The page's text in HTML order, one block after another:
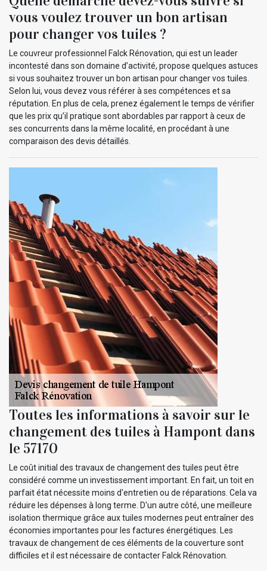
vous voulez trouver un bon artisan
pour changer vos tuiles ?
Le couvreur professionnel Falck Rénovation, qui est un leader
incontesté dans son domaine d’activité, propose quelques astuces
si vous souhaitez trouver un bon artisan pour changer vos tuiles.
Selon lui, vous devez vous référer à ses compétences et sa
réputation. En plus de cela, prenez également le temps de vérifier
que les prix qu’il pratique sont abordables par rapport à ceux de
ses concurrents dans la même localité, en procédant à une
comparaison des devis détaillés.
Toutes les informations à savoir sur le
changement des tuiles à Hampont dans
le 57170
Le coût initial des travaux de changement des tuiles peut être
considéré comme un investissement important. En fait, un toit en
parfait état nécessite moins d'entretien ou de réparations. Cela va
réduire les dépenses à long terme. D'un autre côté, une meilleure
isolation thermique grâce aux tuiles modernes peut entraîner des
économies importantes pour les factures énergétiques. Les
travaux de changement de ces éléments de la couverture sont
difficiles et il est nécessaire de contacter Falck Rénovation.